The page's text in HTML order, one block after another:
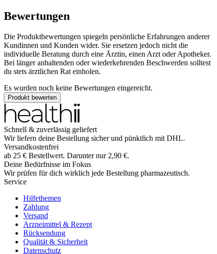
Bewertungen
Die Produktbewertungen spiegeln persönliche Erfahrungen anderer
Kundinnen und Kunden wider. Sie ersetzen jedoch nicht die
individuelle Beratung durch eine Ärztin, einen Arzt oder Apotheker.
Bei länger anhaltenden oder wiederkehrenden Beschwerden solltest
du stets ärztlichen Rat einholen.
Es wurden noch keine Bewertungen eingereicht.
Produkt bewerten
Schnell & zuverlässig geliefert
Wir liefern deine Bestellung sicher und pünktlich mit DHL.
Versandkostenfrei
ab 25 € Bestellwert. Darunter nur 2,90 €.
Deine Bedürfnisse im Fokus
Wir prüfen für dich wirklich jede Bestellung pharmazeutisch.
Service
Hilfethemen
Zahlung
Versand
Arzneimittel & Rezept
Rücksendung
Qualität & Sicherheit
Datenschutz